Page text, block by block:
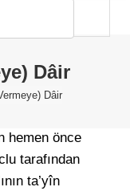
Dâir
Dâir
hemen önce
tarafından
ta’yîn